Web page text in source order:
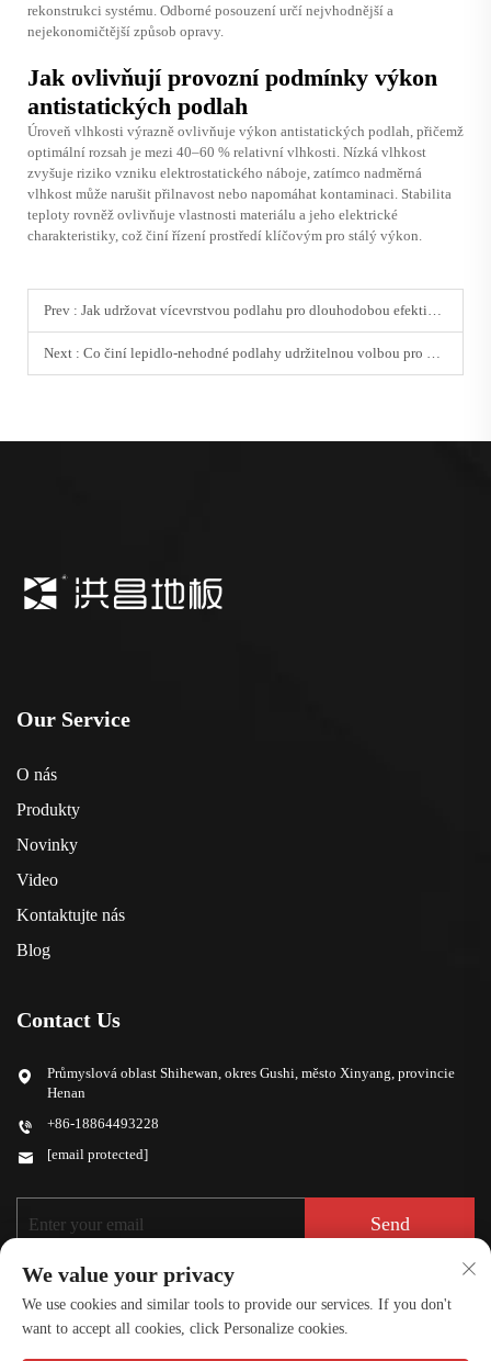
rekonstrukci systému. Odborné posouzení určí nejvhodnější a
nejekonomičtější způsob opravy.
Jak ovlivňují provozní podmínky výkon
antistatických podlah
Úroveň vlhkosti výrazně ovlivňuje výkon antistatických podlah, přičemž
optimální rozsah je mezi 40–60 % relativní vlhkosti. Nízká vlhkost
zvyšuje riziko vzniku elektrostatického náboje, zatímco nadměrná
vlhkost může narušit přilnavost nebo napomáhat kontaminaci. Stabilita
teploty rovněž ovlivňuje vlastnosti materiálu a jeho elektrické
charakteristiky, což činí řízení prostředí klíčovým pro stálý výkon.
Prev : Jak udržovat vícevrstvou podlahu pro dlouhodobou efektivitu
Next : Co činí lepidlo-nehodné podlahy udržitelnou volbou pro podniky
Our Service
O nás
Produkty
Novinky
Video
Kontaktujte nás
Blog
Contact Us
Průmyslová oblast Shihewan, okres Gushi, město Xinyang, provincie
Henan
+86-18864493228
[email protected]
Send
We value your privacy
We use cookies and similar tools to provide our services. If you don't
want to accept all cookies, click Personalize cookies.